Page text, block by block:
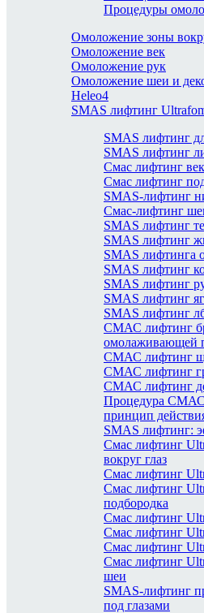
Процедуры
Омоложение зоны
Омоложение век
Омоложение рук
Омоложение шеи и
Heleo4
SMAS лифтинг
SMAS лифтинг
SMAS лифтинг
Смас лифтинг век
Смас лифтинг
SMAS-лифтинг
Смас-лифтинг
SMAS лифтинг
SMAS лифтинг
SMAS лифтинга
SMAS лифтинг
SMAS лифтинг
SMAS лифтинг
SMAS лифтинг
СМАС лифтинг
омолаживающей
СМАС лифтинг
СМАС лифтинг
СМАС лифтинг
Процедура СМАС
принцип
SMAS лифтинг:
Смас лифтинг
вокруг глаз
Смас лифтинг
Смас лифтинг
подбородка
Смас лифтинг
Смас лифтинг
Смас лифтинг
Смас лифтинг
шеи
SMAS-лифтинг
под глазами